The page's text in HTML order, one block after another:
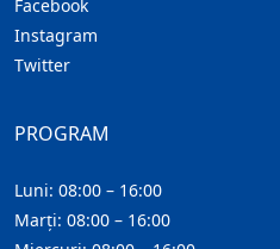
Facebook
Instagram
Twitter
PROGRAM
Luni: 08:00 – 16:00
Marți: 08:00 – 16:00